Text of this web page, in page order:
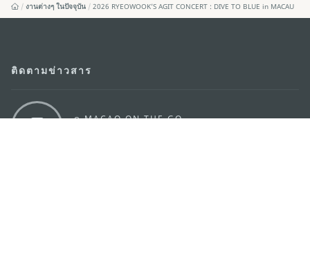
งานต่างๆ ในปัจจุบัน 2026 RYEOWOOK’S AGIT CONCERT : DIVE TO BLUE in MACAU
ติดตามข่าวสาร
ดู MACAO ON THE GO